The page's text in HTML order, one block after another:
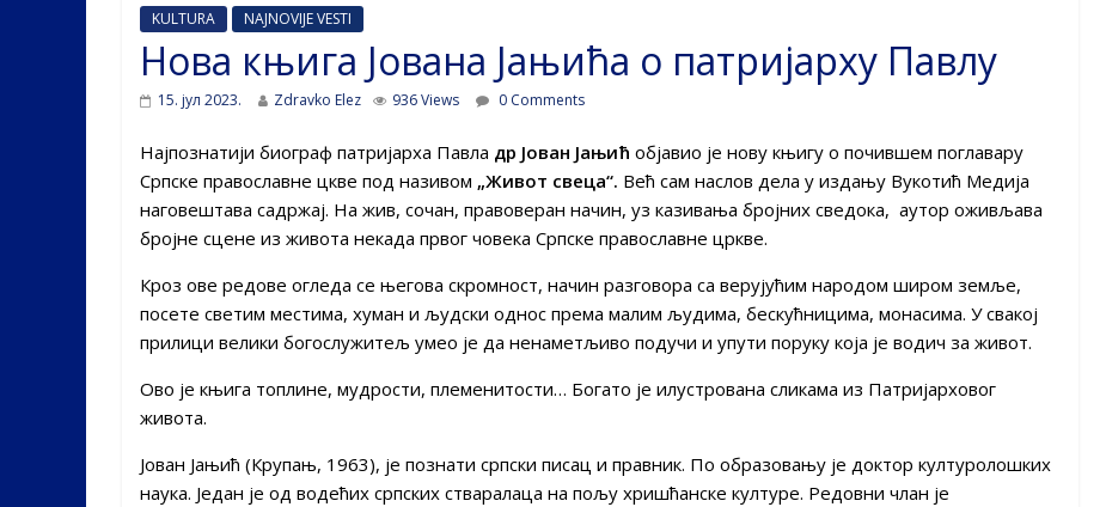
KULTURA NAJNOVIJE VESTI
Нова књига Јована Јањића о патријарху Павлу
15. јул 2023. Zdravko Elez 936 Views 0 Comments
Најпознатији биограф патријарха Павла др Јован Јањић објавио је нову књигу о почившем поглавару
Српске православне цкве под називом „Живот свеца“. Већ сам наслов дела у издању Вукотић Медија
наговештава садржај. На жив, сочан, правоверан начин, уз казивања бројних сведока, аутор оживљава
бројне сцене из живота некада првог човека Српске православне цркве.
Кроз ове редове огледа се његова скромност, начин разговора са верујућим народом широм земље,
посете светим местима, хуман и људски однос према малим људима, бескућницима, монасима. У свакој
прилици велики богослужитељ умео је да ненаметљиво подучи и упути поруку која је водич за живот.
Ово је књига топлине, мудрости, племенитости… Богато је илустрована сликама из Патријарховог
живота.
Јован Јањић (Крупањ, 1963), је познати српски писац и правник. По образовању је доктор културолошких
наука. Један је од водећих српских стваралаца на пољу хришћанске културе. Редовни члан је